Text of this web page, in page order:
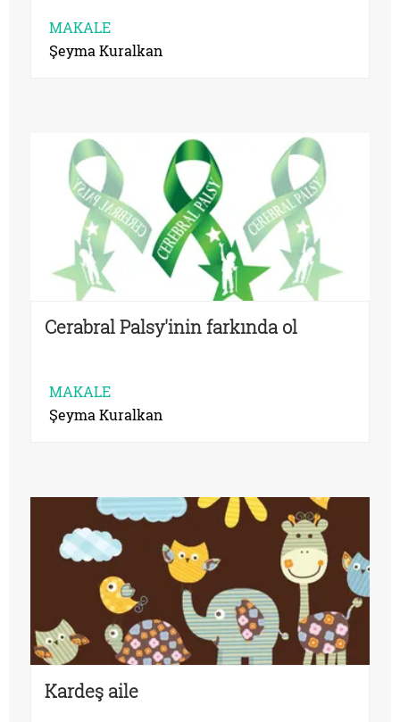
MAKALE
Şeyma Kuralkan
Cerabral Palsy'inin farkında ol
MAKALE
Şeyma Kuralkan
Kardeş aile